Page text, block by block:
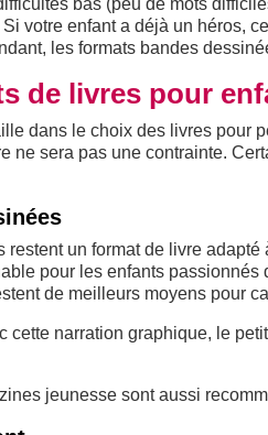
bas (peu de mots
votre enfant a déjà un héros,
les formats bandes
de livres pour
dans le choix des livres pour
ne sera pas une contrainte.
restent un format de livre
pour les enfants
de meilleurs moyens pour
cette narration graphique, le
jeunesse sont aussi